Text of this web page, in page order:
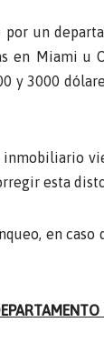
un
en Miami u
y 3000
esta
en